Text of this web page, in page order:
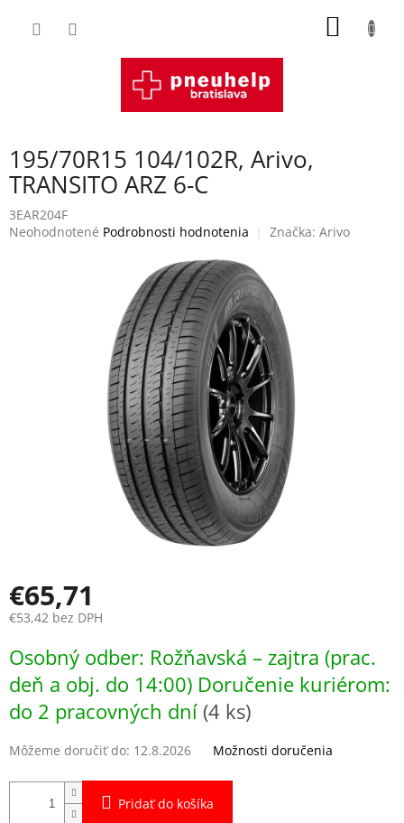
195/70R15 104/102R, Arivo,
TRANSITO ARZ 6-C
3EAR204F
Priemerné
Neohodnotené Podrobnosti hodnotenia Značka: Arivo
€65,71
€53,42 bez DPH
cena:
Osobný odber: Rožňavská – zajtra (prac.
deň a obj. do 14:00) Doručenie kuriérom:
do 2 pracovných dní (4 ks)
Môžeme doručiť do: 12.8.2026 Možnosti doručenia
Pridať do košíka